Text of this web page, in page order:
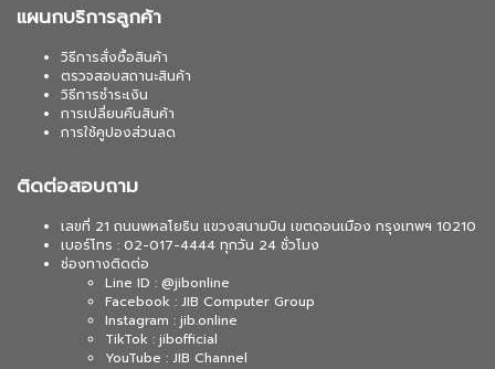
แผนกบริการลูกค้า
วิธีการสั่งซื้อสินค้า
ตรวจสอบสถานะสินค้า
วิธีการชำระเงิน
การเปลี่ยนคืนสินค้า
การใช้คูปองส่วนลด
ติดต่อสอบถาม
เลขที่ 21 ถนนพหลโยธิน แขวงสนามบิน เขตดอนเมือง กรุงเทพฯ 10210
เบอร์โทร : 02-017-4444 ทุกวัน 24 ชั่วโมง
ช่องทางติดต่อ
Line ID : @jibonline
Facebook : JIB Computer Group
Instagram : jib.online
TikTok : jibofficial
YouTube : JIB Channel